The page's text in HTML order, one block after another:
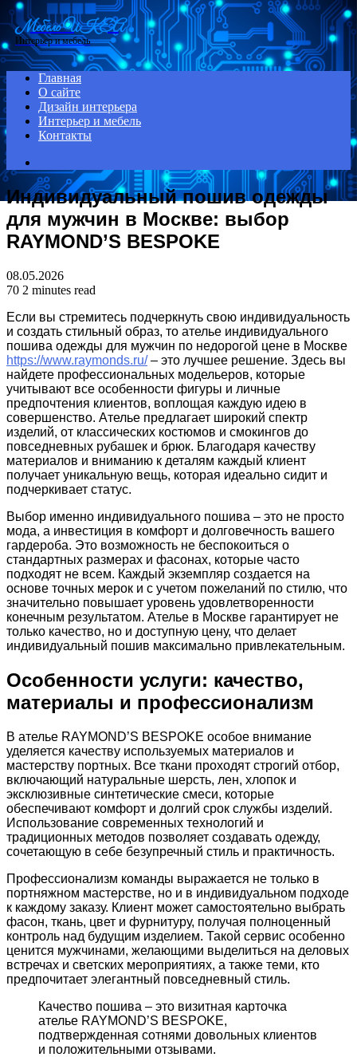
Menu
Мебель ИКЕА
Интерьер и мебель
Главная
О сайте
Дизайн интерьера
Интерьер и мебель
Контакты
for
Индивидуальный пошив одежды
для мужчин в Москве: выбор
RAYMOND’S BESPOKE
08.05.2026
70 2 minutes read
Если вы стремитесь подчеркнуть свою индивидуальность
и создать стильный образ, то ателье индивидуального
пошива одежды для мужчин по недорогой цене в Москве
https://www.raymonds.ru/– это лучшее решение. Здесь вы
найдете профессиональных модельеров, которые
учитывают все особенности фигуры и личные
предпочтения клиентов, воплощая каждую идею в
совершенство. Ателье предлагает широкий спектр
изделий, от классических костюмов и смокингов до
повседневных рубашек и брюк. Благодаря качеству
материалов и вниманию к деталям каждый клиент
получает уникальную вещь, которая идеально сидит и
подчеркивает статус.
Выбор именно индивидуального пошива – это не просто
мода, а инвестиция в комфорт и долговечность вашего
гардероба. Это возможность не беспокоиться о
стандартных размерах и фасонах, которые часто
подходят не всем. Каждый экземпляр создается на
основе точных мерок и с учетом пожеланий по стилю, что
значительно повышает уровень удовлетворенности
конечным результатом. Ателье в Москве гарантирует не
только качество, но и доступную цену, что делает
индивидуальный пошив максимально привлекательным.
Особенности услуги: качество,
материалы и профессионализм
В ателье RAYMOND’S BESPOKE особое внимание
уделяется качеству используемых материалов и
мастерству портных. Все ткани проходят строгий отбор,
включающий натуральные шерсть, лен, хлопок и
эксклюзивные синтетические смеси, которые
обеспечивают комфорт и долгий срок службы изделий.
Использование современных технологий и
традиционных методов позволяет создавать одежду,
сочетающую в себе безупречный стиль и практичность.
Профессионализм команды выражается не только в
портняжном мастерстве, но и в индивидуальном подходе
к каждому заказу. Клиент может самостоятельно выбрать
фасон, ткань, цвет и фурнитуру, получая полноценный
контроль над будущим изделием. Такой сервис особенно
ценится мужчинами, желающими выделиться на деловых
встречах и светских мероприятиях, а также теми, кто
предпочитает элегантный повседневный стиль.
Качество пошива – это визитная карточка
ателье RAYMOND’S BESPOKE,
подтвержденная сотнями довольных клиентов
и положительными отзывами.